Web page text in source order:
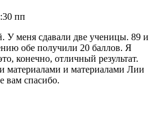
пп
У меня сдавали две ученицы. 89 и
обе получили 20 баллов. Я
конечно, отличный результат.
материалами и материалами Лии
вам спасибо.